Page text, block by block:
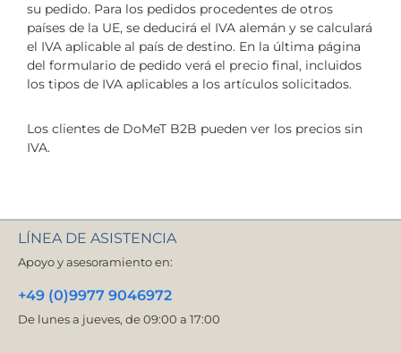
su pedido. Para los pedidos procedentes de otros
países de la UE, se deducirá el IVA alemán y se calculará
el IVA aplicable al país de destino. En la última página
del formulario de pedido verá el precio final, incluidos
los tipos de IVA aplicables a los artículos solicitados.
Los clientes de DoMeT B2B pueden ver los precios sin
IVA.
LÍNEA DE ASISTENCIA
Apoyo y asesoramiento en:
+49 (0)9977 9046972
De lunes a jueves, de 09:00 a 17:00